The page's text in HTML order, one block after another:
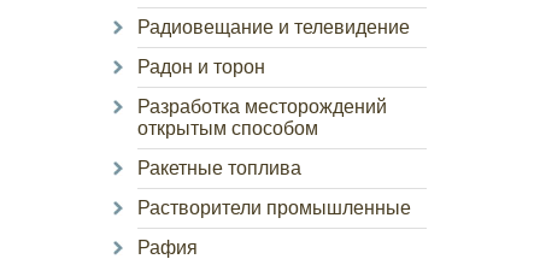
Радиовещание и телевидение
Радон и торон
Разработка месторождений
открытым способом
Ракетные топлива
Растворители промышленные
Рафия